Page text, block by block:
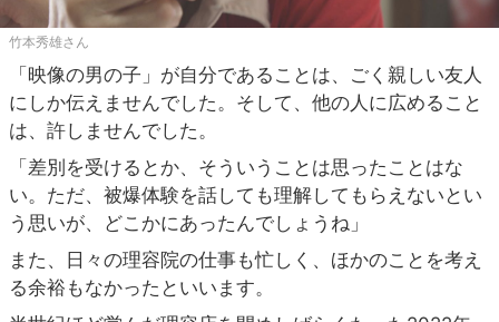
竹本秀雄さん
「映像の男の子」が自分であることは、ごく親しい友人
にしか伝えませんでした。そして、他の人に広めること
は、許しませんでした。
「差別を受けるとか、そういうことは思ったことはな
い。ただ、被爆体験を話しても理解してもらえないとい
う思いが、どこかにあったんでしょうね」
また、日々の理容院の仕事も忙しく、ほかのことを考え
る余裕もなかったといいます。